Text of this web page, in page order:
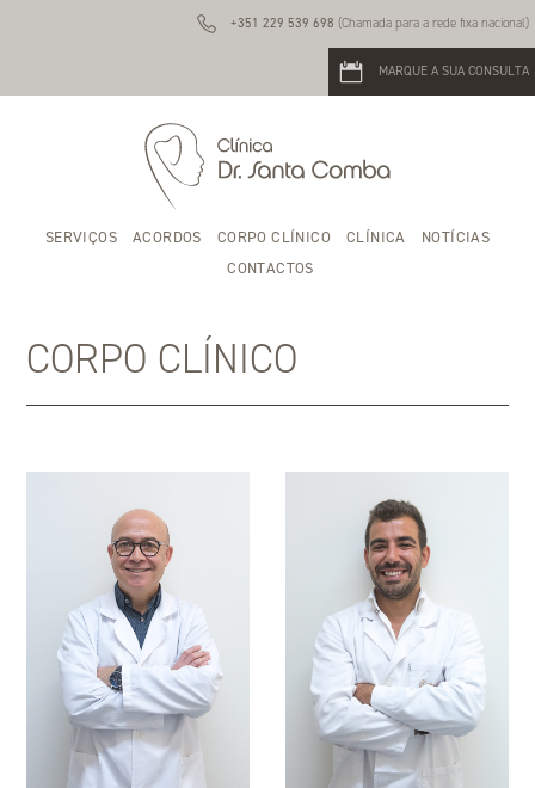
+351 229 539 698 (Chamada para a rede fixa nacional)
MARQUE A SUA CONSULTA
SERVIÇOS ACORDOS CORPO CLÍNICO CLÍNICA
NOTÍCIAS
CONTACTOS
CORPO CLÍNICO